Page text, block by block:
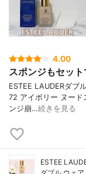
4.00
スポンジもセッ
ESTEE LAUDERダブ
72 アイボリー ヌード
ンジ崩…続きを見る
ESTEE